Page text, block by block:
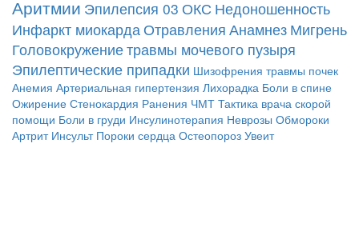
Аритмии Эпилепсия 03 ОКС Недоношенность
Инфаркт миокарда Отравления Анамнез Мигрень
Головокружениетравмы мочевого пузыря
Эпилептические припадки Шизофрения травмы почек
Анемия Артериальная гипертензия Лихорадка Боли в спине
Ожирение Стенокардия Ранения ЧМТ Тактика врача скорой
помощи Боли в груди Инсулинотерапия Неврозы Обмороки
Артрит Инсульт Пороки сердца Остеопороз Увеит